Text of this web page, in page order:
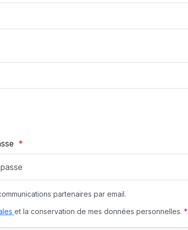
*
partenaires par email.
et la conservation de mes données personnelles. *